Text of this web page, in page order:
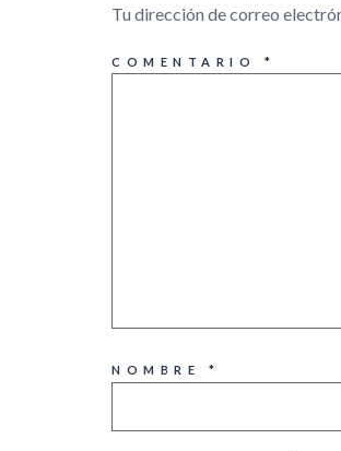
Tu dirección de correo
COMENTARIO *
NOMBRE *